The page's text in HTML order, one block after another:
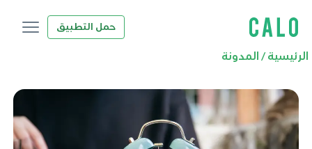
حمل التطبيق
الرئيسية/ المدونة